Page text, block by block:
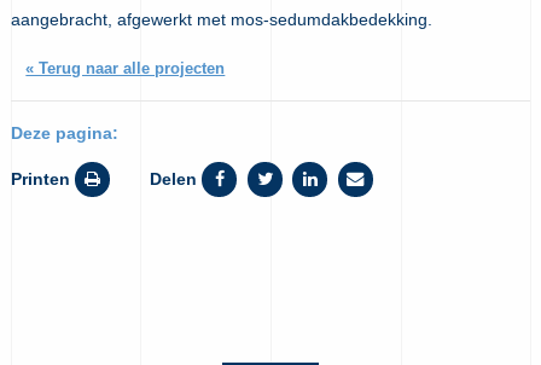
aangebracht, afgewerkt met mos-sedumdakbedekking.
« Terug naar alle projecten
Deze pagina:
Printen Delen